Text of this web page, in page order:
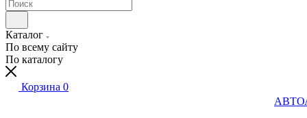
Каталог
По всему сайту
По каталогу
Корзина 0